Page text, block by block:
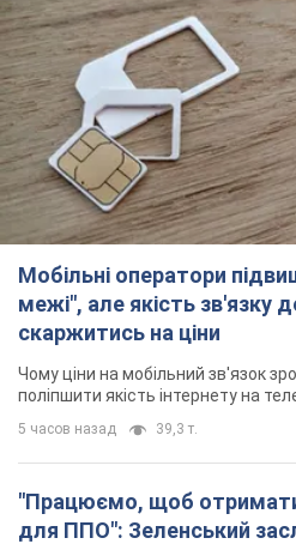
5 часов назад 39,3 т.
"Працюємо, щоб
для ППО": Зеленський
Драпатого і анонсував
Зокрема, він обговорив з
українській армії
2 часа назад 1,5 т.
В окупованій Ялті
валить чорний дим. Фото і
Місто, ймовірно, опинилося під